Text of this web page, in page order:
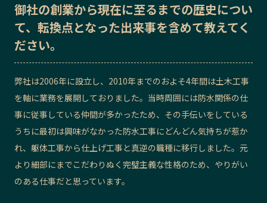
記事ライター アンバサダー
お問い合わせ 会社概要
御社の創業から現在に至るまでの歴史につい
て、転換点となった出来事を含めて教えてく
ださい。
弊社は2006年に設立し、2010年までのおよそ4年間は土木工事
を軸に業務を展開しておりました。当時周囲には防水関係の仕
事に従事している仲間が多かったため、その手伝いをしている
うちに最初は興味がなかった防水工事にどんどん気持ちが惹か
れ、躯体工事から仕上げ工事と真逆の職種に移行しました。元
より細部にまでこだわりぬく完璧主義な性格のため、やりがい
のある仕事だと思っています。